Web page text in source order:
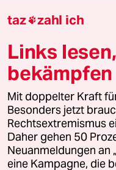
Downloads für
© 2026 taz Verlags und
Alle Rechte vorbehalten. Bei
wenden Sie sich bitte an
Feedback
taz zahl ich
Links
bekämpfen
Mit doppelter Kraft
Besonders jetzt
Rechtsextremismus
Daher gehen 50
Neuanmeldungen an
eine Kampagne, die